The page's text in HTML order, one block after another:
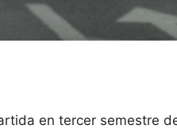
en tercer semestre